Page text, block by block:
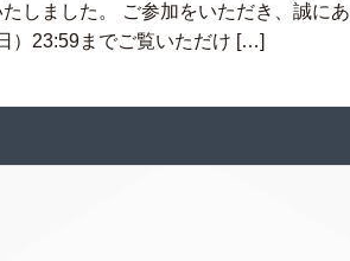
しました。 ご参加をいただき、誠にあ
）23:59までご覧いただけ […]